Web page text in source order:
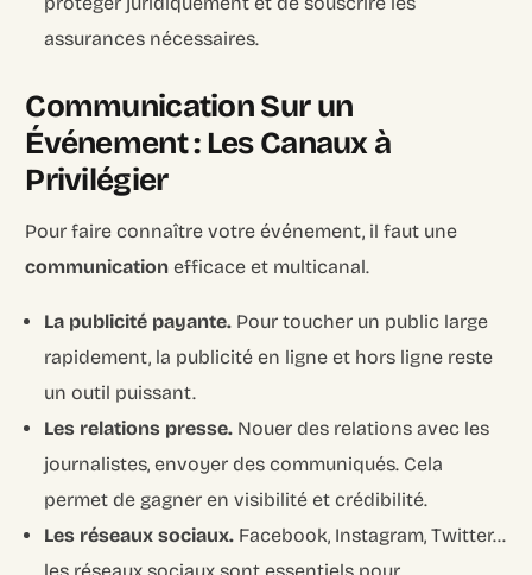
assurances nécessaires.
Communication Sur un
Événement : Les Canaux à
Privilégier
Pour faire connaître votre événement, il faut une
communication efficace et multicanal.
La publicité payante. Pour toucher un public large
rapidement, la publicité en ligne et hors ligne reste
un outil puissant.
Les relations presse. Nouer des relations avec les
journalistes, envoyer des communiqués. Cela
permet de gagner en visibilité et crédibilité.
Les réseaux sociaux. Facebook, Instagram, Twitter…
les réseaux sociaux sont essentiels pour